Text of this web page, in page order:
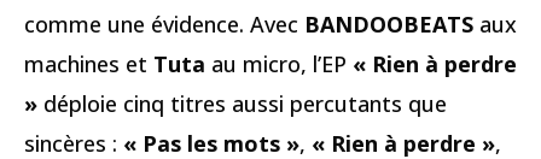
comme une évidence. Avec BANDOOBEATS aux
machines et Tuta au micro, l’EP « Rien à perdre
» déploie cinq titres aussi percutants que
sincères : « Pas les mots », « Rien à perdre »,